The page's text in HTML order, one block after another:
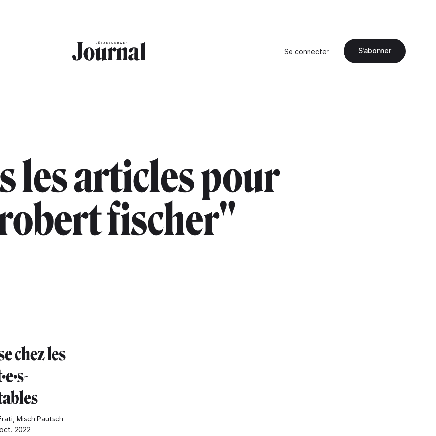
Se connecter S'abonner
les articles pour
fischer"
chez les
Misch Pautsch
2022